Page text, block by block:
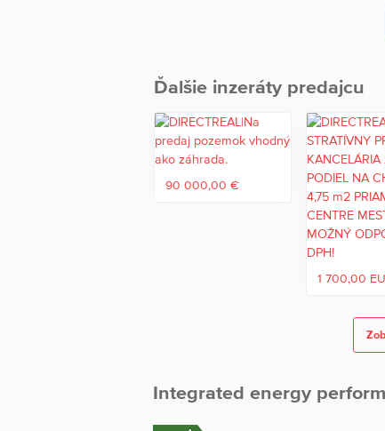
vodovodu a odvoz odpadových vod je
pôvodnom ale v zachovalom stave,
2735 m2, parkovanie je bezproblémové.
V prípade záujmu kontaktujte ma
Zariadenie: BEZ ZARIADENIA
Celková úžitková plocha administratívy:
Viac informácií o nehnuteľnosti: http://
Ďalšie inzeráty predajcu
90 000,00 €
1 700,00
Integrated energy